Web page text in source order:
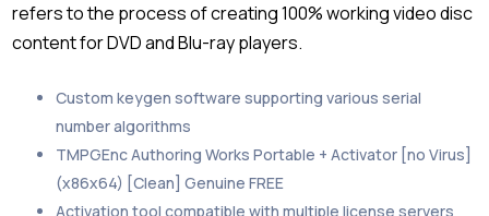
refers to the process of creating 100% working video disc
content for DVD and Blu-ray players.
Custom keygen software supporting various serial
number algorithms
TMPGEnc Authoring Works Portable + Activator [no Virus]
(x86x64) [Clean] Genuine FREE
Activation tool compatible with multiple license servers